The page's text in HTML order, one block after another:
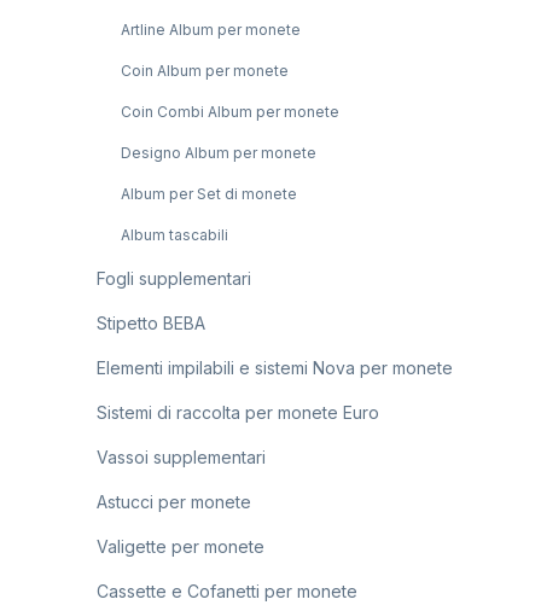
Artline Album per monete
Coin Album per monete
Coin Combi Album per monete
Designo Album per monete
Album per Set di monete
Album tascabili
Fogli supplementari
Stipetto BEBA
Elementi impilabili e sistemi Nova per monete
Sistemi di raccolta per monete Euro
Vassoi supplementari
Astucci per monete
Valigette per monete
Cassette e Cofanetti per monete